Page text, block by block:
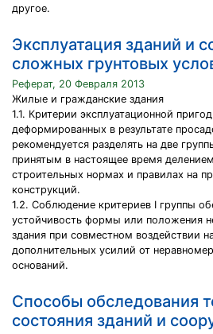
другое.
Эксплуатация зданий и
сложных грунтовых
Реферат, 20 Февраля 2013
Жилые и гражданские здания
1.1. Критерии эксплуатационной
деформированных в результате
рекомендуется разделять на две
принятым в настоящее время
строительных нормах и правилах на
конструкций.
1.2. Соблюдение критериев I группы
устойчивость формы или положения
здания при совместном воздействии
дополнительных усилий от
оснований.
Способы обследования
состояния зданий и